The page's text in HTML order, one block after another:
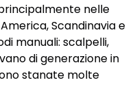
nelle
Scandinavia e
manuali: scalpelli,
di generazione in
stanate molte